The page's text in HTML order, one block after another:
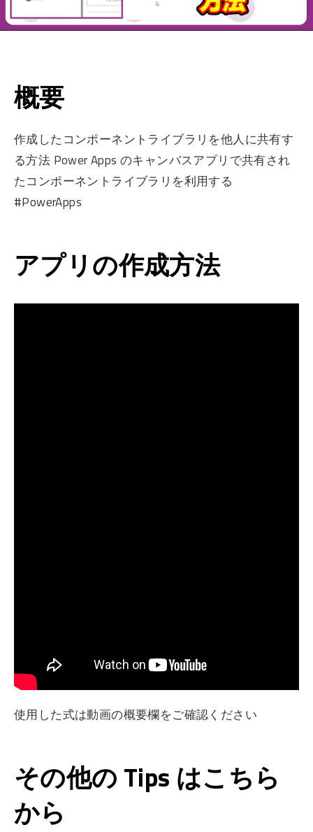
概要
作成したコンポーネントライブラリを他人に共有す
る方法 Power Apps のキャンバスアプリで共有され
たコンポーネントライブラリを利用する
#PowerApps
アプリの作成方法
使用した式は動画の概要欄をご確認ください
その他の Tips はこちら
から